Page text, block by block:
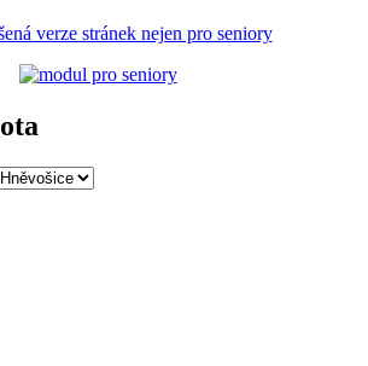
verze stránek nejen pro seniory